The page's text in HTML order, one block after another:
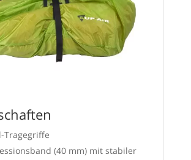
Tragegriffe
(40 mm) mit stabiler